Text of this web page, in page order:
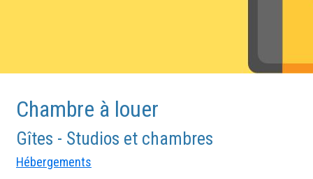
Chambre à louer
Gîtes - Studios et chambres
Hébergements